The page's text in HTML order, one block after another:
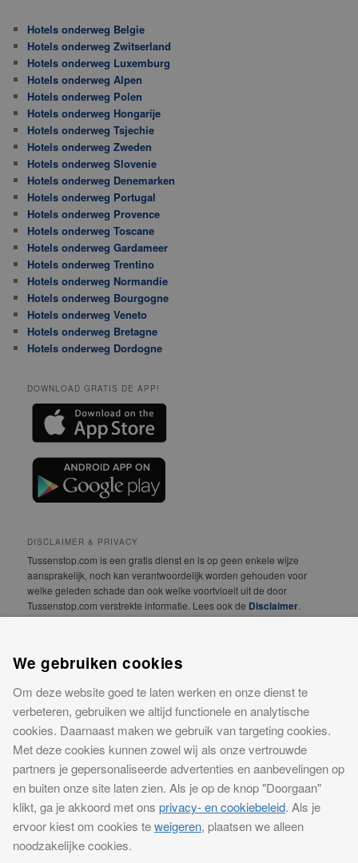
Hotels onderweg Belgie
Hotels onderweg Zwitserland
Hotels onderweg Luxemburg
Hotels onderweg Alpen
Hotels onderweg Polen
Hotels onderweg Hongarije
Hotels onderweg Tsjechie
Hotels onderweg Zweden
Hotels onderweg Slovenie
Hotels onderweg Denemarken
Hotels onderweg Portugal
Hotels onderweg Provence
Hotels onderweg Toscane
Hotels onderweg Gardameer
Hotels onderweg Trentino
Hotels onderweg Normandie
Hotels onderweg Bourgogne
Hotels onderweg Veneto
Hotels onderweg Bretagne
Hotels onderweg Dordogne
DOWNLOAD GRATIS DE APP!
DISCLAIMER & PRIVACY
Tussenstop.com is een gratis dienst en is op geen enkele wijze
aansprakelijk, noch kan verantwoordelijk worden gehouden voor
welke geleden schade dan ook welke voortvloeit uit de door
Tussenstop.com verstrekte informatie. Lees ook de Disclaimer
CONTACT
Meer informatie over onze website of advertentiemogelijkheden?
Neem contact op
Tussenstop.com is een concept van iPublishing. iPublishing is
ingeschreven bij KVK Midden-Gelderland onder nummer 09145264
0000.
Alle rechten voorbehouden, iPublishing, 2018
We gebruiken cookies
Om deze website goed te laten werken en onze dienst te
verbeteren, gebruiken we altijd functionele en analytische
cookies. Daarnaast maken we gebruik van targeting cookies.
Met deze cookies kunnen zowel wij als onze vertrouwde
partners je gepersonaliseerde advertenties en aanbevelingen op
en buiten onze site laten zien. Als je op de knop "Doorgaan"
klikt, ga je akkoord met ons privacy- en cookiebeleid. Als je
ervoor kiest om cookies teweigeren, plaatsen we alleen
noodzakelijke cookies.